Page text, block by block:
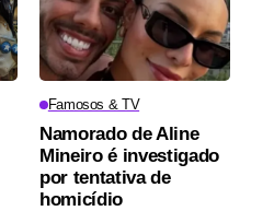
Famosos & TV
Namorado de Aline
Mineiro é investigado
por tentativa de
homicídio